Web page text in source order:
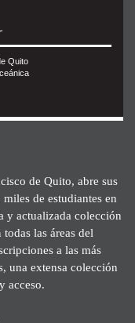
Quito
de Quito, abre sus
de estudiantes en
y actualizada colección
las áreas del
a las más
una extensa colección
acceso.